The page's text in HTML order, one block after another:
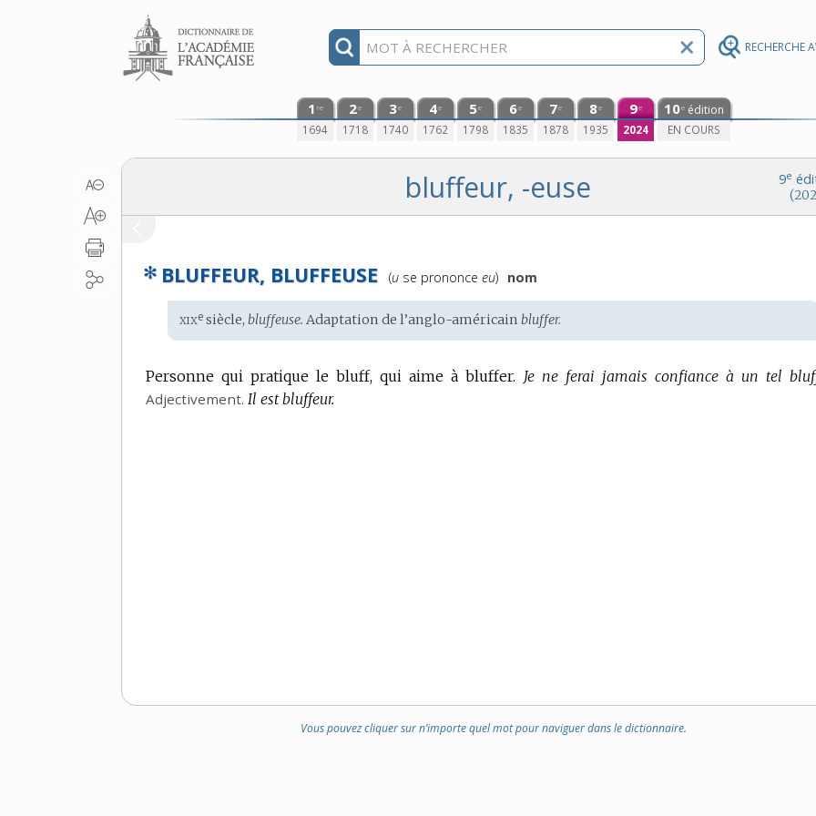
RECHERCHE
Aller au contenu
1 re
1694
2e
1718
3e
1740
4e
1762
5e
1798
6e
1835
7e
1878
8e
1935
9e
2024
10e édition
EN COURS
9e
bluffeur, -euse
✻ BLUFFEUR, BLUFFEUSE
Prononciation
(u se prononceeu) nom
Étymologie
:
xixe siècle,bluffeuse. Adaptation de l’anglo-américain bluffer.
Personne qui pratique le bluff, qui aime à bluffer. Je ne ferai jamais confiance à un tel
Adjectivement. Il est bluffeur.
Vous pouvez cliquer sur n’importe quel mot pour naviguer dans le dictionnaire.